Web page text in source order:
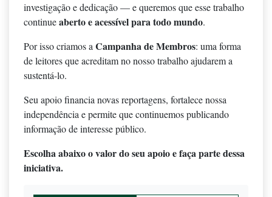
investigação e dedicação — e queremos que esse trabalho
continueaberto e acessível para todo mundo.
Por isso criamos aCampanha de Membros: uma forma
de leitores que acreditam no nosso trabalho ajudarem a
sustentá-lo.
Seu apoio financia novas reportagens, fortalece nossa
independência e permite que continuemos publicando
informação de interesse público.
Escolha abaixo o valor do seu apoio e faça parte dessa
iniciativa.